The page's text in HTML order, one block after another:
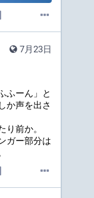
7月23日
ふーん」と
か声を出さ
前か。
ガー部分は